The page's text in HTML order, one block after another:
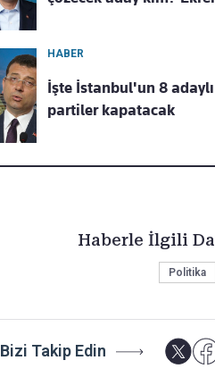
HABER
İşte İstanbul'un 8 adaylı
partiler kapatacak
Haberle İlgili
Politika
Bizi Takip Edin